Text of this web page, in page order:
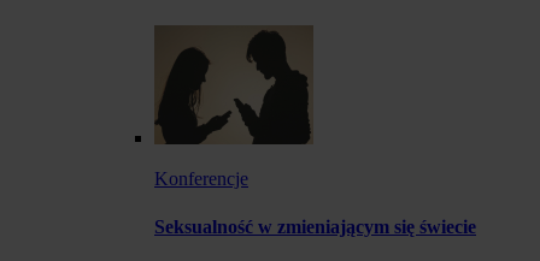
Konferencje
Seksualność w zmieniającym się świecie